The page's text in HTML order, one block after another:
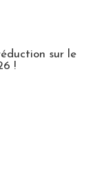
sur le
!